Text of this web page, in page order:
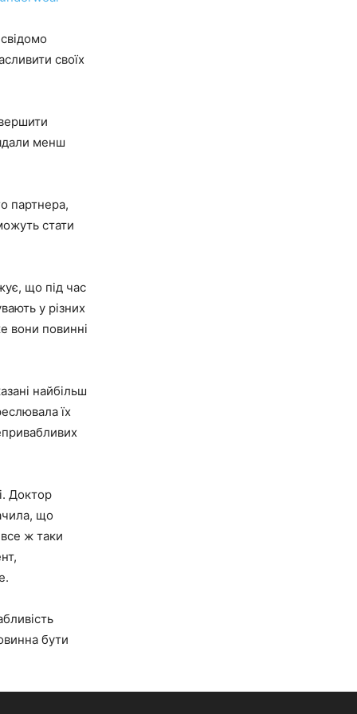
своїх
менш
партнера,
стати
що під час
у різних
вони повинні
найбільш
їх
Доктор
що
ж таки
бути